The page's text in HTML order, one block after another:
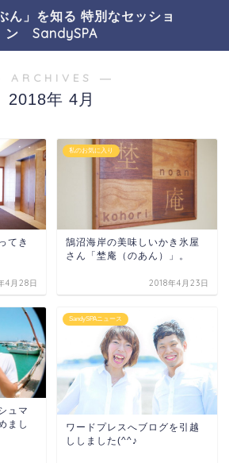
ん」を知る 特別なセッショ
ン SandySPA
ARCHIVES ―
2018年 4月
てき
4月28日
私のお気に入り
鵠沼海岸の美味しいかき氷屋
さん「埜庵（のあん）」。
2018年4月23日
ュマ
まし
SandySPAニュース
ワードプレスへブログを引越
ししました(^^♪